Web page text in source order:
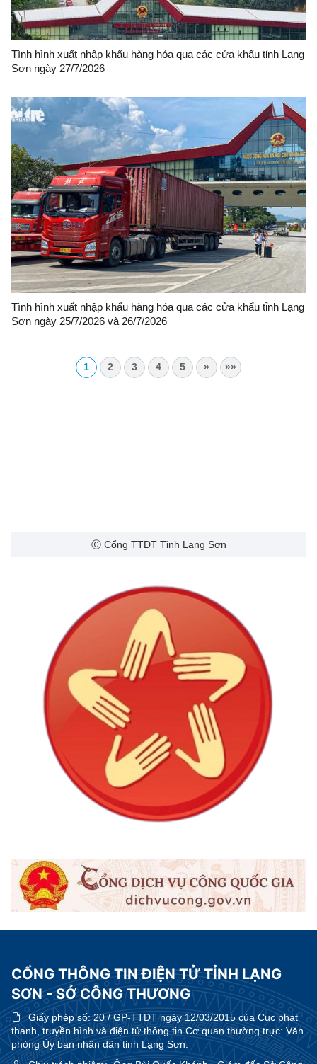
Tình hình xuất nhập khẩu hàng hóa qua các cửa khẩu tỉnh Lạng
Sơn ngày 27/7/2026
Tình hình xuất nhập khẩu hàng hóa qua các cửa khẩu tỉnh Lạng
Sơn ngày 25/7/2026 và 26/7/2026
1 2 3 4 5 » »»
Ⓒ Cổng TTĐT Tỉnh Lạng Sơn
CỔNG THÔNG TIN ĐIỆN TỬ TỈNH LẠNG
SƠN - SỞ CÔNG THƯƠNG
Giấy phép số:20 / GP-TTĐT ngày 12/03/2015 của Cục phát
thanh, truyền hình và điện tử thông tin Cơ quan thường trực: Văn
phòng Ủy ban nhân dân tỉnh Lạng Sơn.